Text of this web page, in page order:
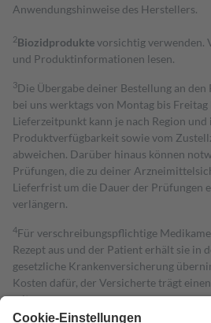
Anwendungshinweise des Herstellers.
2Biozidproduktevorsichtig verwenden.
und Produktinformationen lesen.
3Die Übergabe deiner Bestellung an
bei uns werktags von Montag bis
Lieferzeitpunkt kann je nach Region
Produktverfügbarkeit sowie vom
abweichen. Darüber hinaus können
Prüfungen, die zu deiner
Lieferfrist um die Dauer der Prüfungen
verlängern.
4Für verschreibungspflichtige
Rezept aus und der Patient erhält sie in
gesetzliche Krankenversicherung
Kosten dafür, der Versicherte trägt
mit.
Grundsätzlich leisten Mitglieder